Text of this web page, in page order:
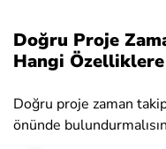
Doğru Proje
Hangi
Doğru proje zaman
önünde